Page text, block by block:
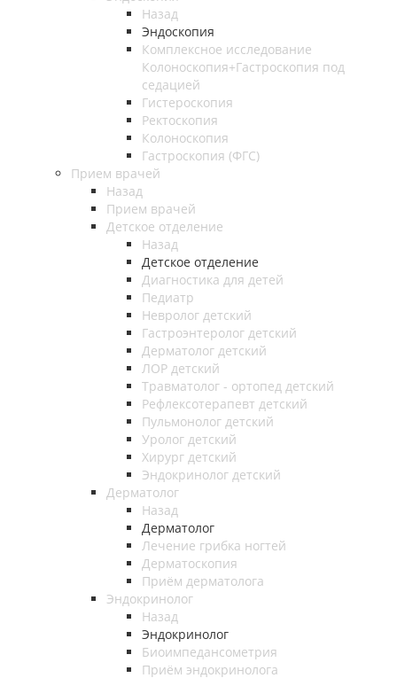
Назад
Эндоскопия
Комплексное исследование
Колоноскопия+Гастроскопия под
седацией
Гистероскопия
Ректоскопия
Колоноскопия
Гастроскопия (ФГС)
Прием врачей
Назад
Прием врачей
Детское отделение
Назад
Детское отделение
Диагностика для детей
Педиатр
Невролог детский
Гастроэнтеролог детский
Дерматолог детский
ЛОР детский
Травматолог - ортопед детский
Рефлексотерапевт детский
Пульмонолог детский
Уролог детский
Хирург детский
Эндокринолог детский
Дерматолог
Назад
Дерматолог
Лечение грибка ногтей
Дерматоскопия
Приём дерматолога
Эндокринолог
Назад
Эндокринолог
Биоимпедансометрия
Приём эндокринолога